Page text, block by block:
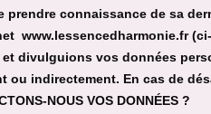
prendre connaissance de sa
www.lessencedharmonie.fr
divulguions vos données
ou indirectement. En cas de
NOUS VOS DONNÉES ?